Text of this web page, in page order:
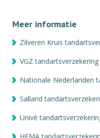
Meer informatie
Zilveren Kruis
VGZ tandartsverzekering
Nationale Nederlanden
Salland
Univé